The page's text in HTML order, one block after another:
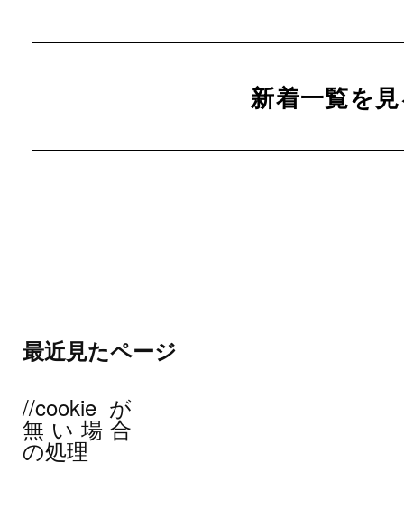
新着一覧を
最近見たページ
//cookieが
無い場合
の処理